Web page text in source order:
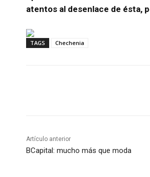
atentos al desenlace de ésta,
TAGS Chechenia
Artículo anterior
BCapital: mucho más que moda